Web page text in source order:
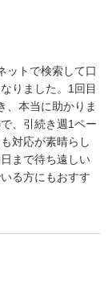
ットで検索して口
りました。1回目
、本当に助かりま
、引続き週1ペー
対応が素晴らし
まで待ち遠しい
る方にもおすす